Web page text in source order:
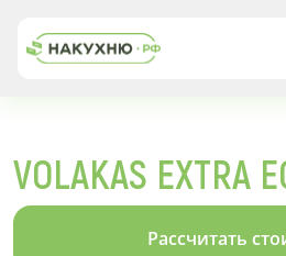
VOLAKAS EXTRA
Рассчитать